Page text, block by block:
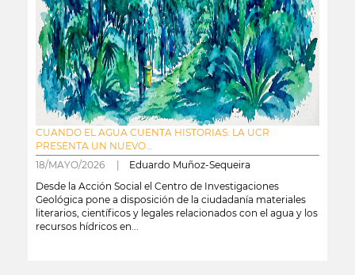
CUANDO EL AGUA CUENTA HISTORIAS: LA UCR
PRESENTA UN NUEVO...
18/MAYO/2026 | Eduardo Muñoz-Sequeira
Desde la Acción Social el Centro de Investigaciones
Geológica pone a disposición de la ciudadanía materiales
literarios, científicos y legales relacionados con el agua y los
recursos hídricos en...